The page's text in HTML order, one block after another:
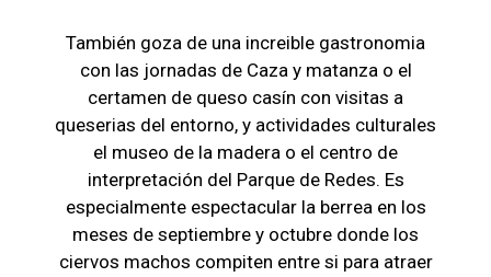
También goza de una increible gastronomia
con las jornadas de Caza y matanza o el
certamen de queso casín con visitas a
queserias del entorno, y actividades culturales
el museo de la madera o el centro de
interpretación del Parque de Redes. Es
especialmente espectacular la berrea en los
meses de septiembre y octubre donde los
ciervos machos compiten entre si para atraer